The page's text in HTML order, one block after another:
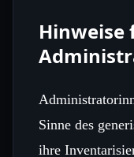
Hinweise
Sinne des
ihre